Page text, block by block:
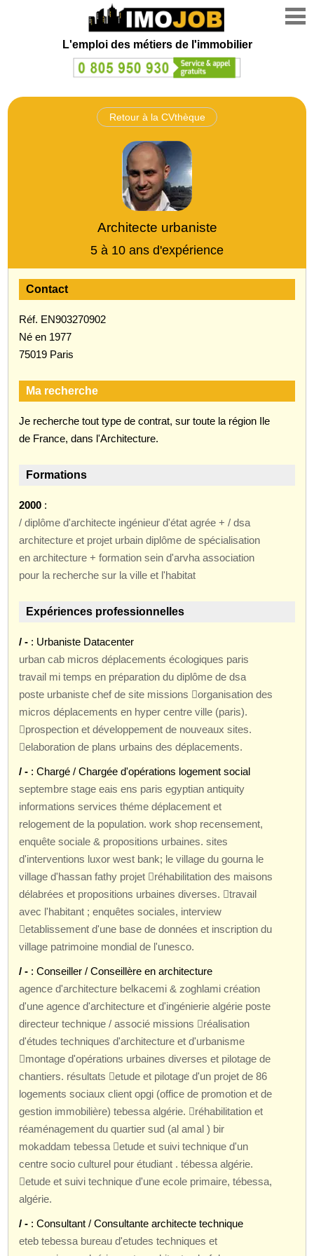
L'emploi des métiers de l'immobilier
Retour à la CVthèque
Architecte urbaniste
5 à 10 ans d'expérience
Contact
Réf. EN903270902
Né en 1977
75019 Paris
Ma recherche
Je recherche tout type de contrat, sur toute la région Ile
de France, dans l'Architecture.
Formations
2000 :
/ diplôme d'architecte ingénieur d'état agrée + / dsa
architecture et projet urbain diplôme de spécialisation
en architecture + formation sein d'arvha association
pour la recherche sur la ville et l'habitat
Expériences professionnelles
/ - : Urbaniste Datacenter
urban cab micros déplacements écologiques paris
travail mi temps en préparation du diplôme de dsa
poste urbaniste chef de site missions organisation des
micros déplacements en hyper centre ville (paris).
prospection et développement de nouveaux sites.
elaboration de plans urbains des déplacements.
/ - : Chargé / Chargée d'opérations logement social
septembre stage eais ens paris egyptian antiquity
informations services théme déplacement et
relogement de la population. work shop recensement,
enquête sociale & propositions urbaines. sites
d'interventions luxor west bank; le village du gourna le
village d'hassan fathy projet réhabilitation des maisons
délabrées et propositions urbaines diverses. travail
avec l'habitant ; enquêtes sociales, interview
etablissement d'une base de données et inscription du
village patrimoine mondial de l'unesco.
/ - : Conseiller / Conseillère en architecture
agence d'architecture belkacemi & zoghlami création
d'une agence d'architecture et d'ingénierie algérie poste
directeur technique / associé missions réalisation
d'études techniques d'architecture et d'urbanisme
montage d'opérations urbaines diverses et pilotage de
chantiers. résultats etude et pilotage d'un projet de 86
logements sociaux client opgi (office de promotion et de
gestion immobilière) tebessa algérie. réhabilitation et
réaménagement du quartier sud (al amal ) bir
mokaddam tebessa etude et suivi technique d'un
centre socio culturel pour étudiant . tébessa algérie.
etude et suivi technique d'une ecole primaire, tébessa,
algérie.
/ - : Consultant / Consultante architecte technique
eteb tebessa bureau d'etudes techniques et